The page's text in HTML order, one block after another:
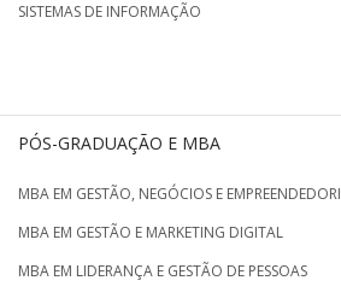
SISTEMAS DE INFORMAÇÃO
PÓS-GRADUAÇÃO E MBA
MBA EM GESTÃO, NEGÓCIOS E
MBA EM GESTÃO E MARKETING DIGITAL
MBA EM LIDERANÇA E GESTÃO DE PESSOAS